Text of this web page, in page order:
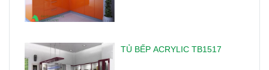
TỦ BẾP ACRYLIC TB1517